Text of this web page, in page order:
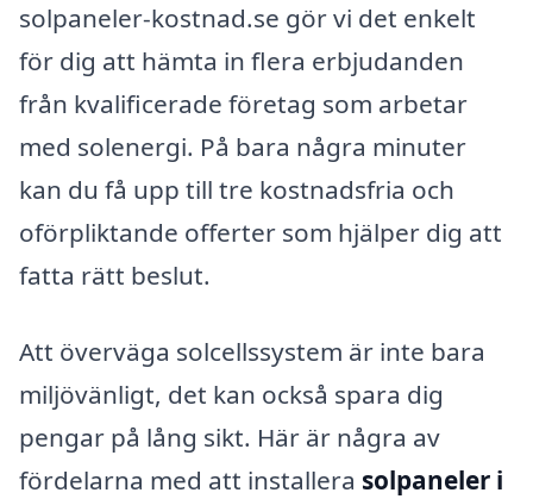
solpaneler-kostnad.se gör vi det enkelt
för dig att hämta in flera erbjudanden
från kvalificerade företag som arbetar
med solenergi. På bara några minuter
kan du få upp till tre kostnadsfria och
oförpliktande offerter som hjälper dig att
fatta rätt beslut.
Att överväga solcellssystem är inte bara
miljövänligt, det kan också spara dig
pengar på lång sikt. Här är några av
fördelarna med att installera solpaneler i